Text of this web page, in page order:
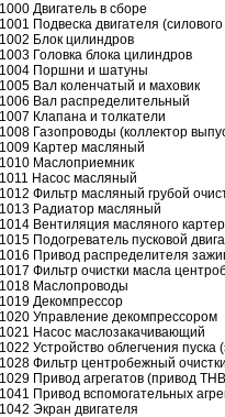
1000 Двигатель в сборе
1001 Подвеска двигателя (силового
1002 Блок цилиндров
1003 Головка блока цилиндров
1004 Поршни и шатуны
1005 Вал коленчатый и маховик
1006 Вал распределительный
1007 Клапана и толкатели
1008 Газопроводы (коллектор
1009 Картер масляный
1010 Маслоприемник
1011 Насос масляный
1012 Фильтр масляный грубой
1013 Радиатор масляный
1014 Вентиляция масляного
1015 Подогреватель пусковой
1016 Привод распределителя
1017 Фильтр очистки масла
1018 Маслопроводы
1019 Декомпрессор
1020 Управление декомпрессором
1021 Насос маслозакачивающий
1022 Устройство облегчения
1028 Фильтр центробежный
1029 Привод агрегатов (привод
1041 Привод вспомогательных
1042 Экран двигателя